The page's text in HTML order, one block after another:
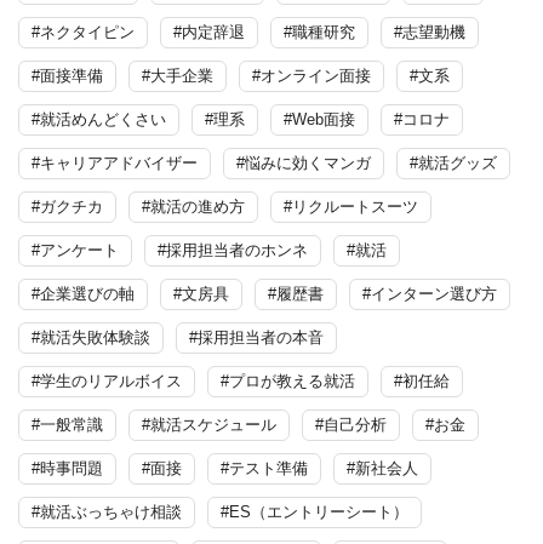
#ネクタイピン #内定辞退 #職種研究 #志望動機
#面接準備 #大手企業 #オンライン面接 #文系
#就活めんどくさい #理系 #Web面接 #コロナ
#キャリアアドバイザー #悩みに効くマンガ #就活グッズ
#ガクチカ #就活の進め方 #リクルートスーツ
#アンケート #採用担当者のホンネ #就活
#企業選びの軸 #文房具 #履歴書 #インターン選び方
#就活失敗体験談 #採用担当者の本音
#学生のリアルボイス #プロが教える就活 #初任給
#一般常識 #就活スケジュール #自己分析 #お金
#時事問題 #面接 #テスト準備 #新社会人
#就活ぶっちゃけ相談 #ES（エントリーシート）